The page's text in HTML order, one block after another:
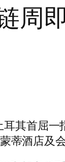
周
其首屈
蒂酒店及